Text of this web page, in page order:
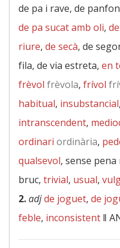
de pa i rave, de
de pa sucat amb oli,
riure, de secà, de
fila, de via estreta, en
frèvol frèvola, frívol
habitual, insubstancial,
intranscendent,
ordinari ordinària,
qualsevol, sense
bruc, trivial, usual,
2.adjde joguet, de
feble, inconsistent ‖